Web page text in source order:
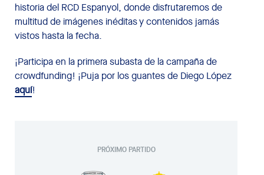
historia del RCD Espanyol, donde disfrutaremos de
multitud de imágenes inéditas y contenidos jamás
vistos hasta la fecha.
¡Participa en la primera subasta de la campaña de
crowdfunding! ¡Puja por los guantes de Diego López
aquí!
PRÓXIMO PARTIDO